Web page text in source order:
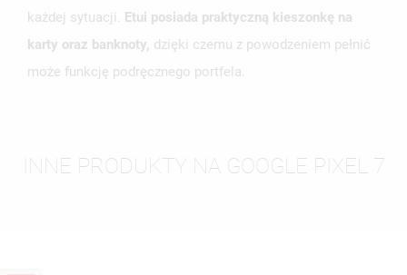
każdej sytuacji. Etui posiada praktyczną kieszonkę na
karty oraz banknoty, dzięki czemu z powodzeniem pełnić
może funkcję podręcznego portfela.
INNE PRODUKTY NA GOOGLE PIXEL 7